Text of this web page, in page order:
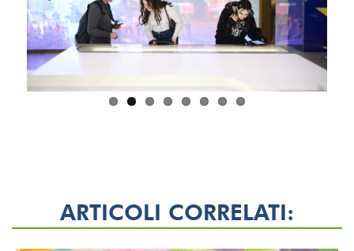
Previous Next
ARTICOLI CORRELATI: